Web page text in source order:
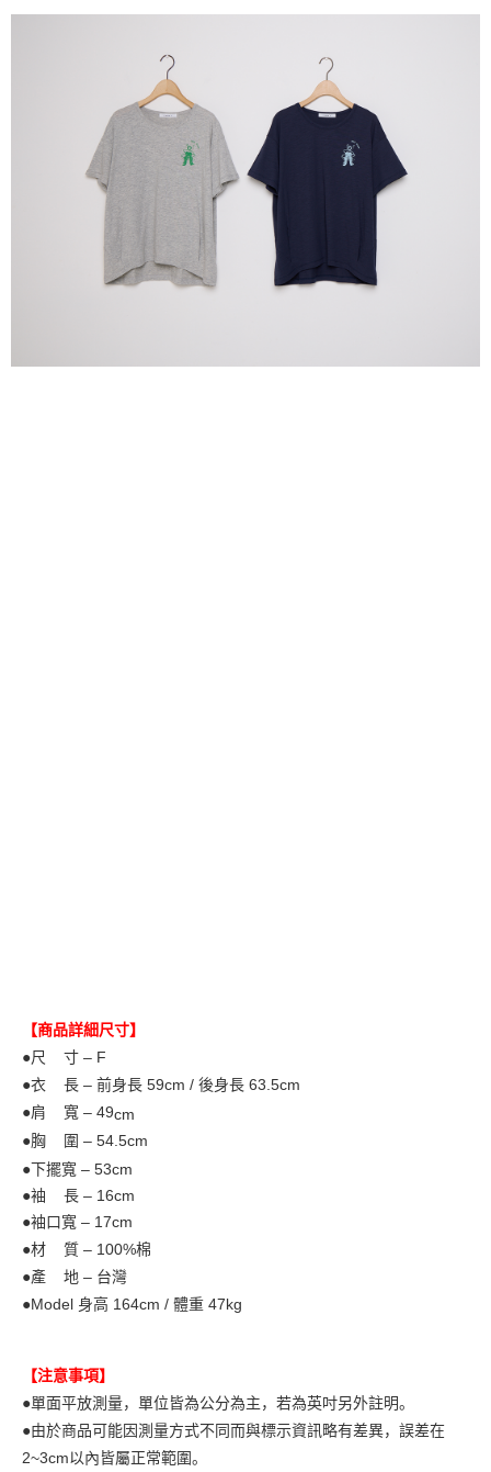
【商品詳細尺寸】
●尺 寸 – F
●衣 長 – 前身長 59cm / 後身長 63.5cm
●肩 寬 – 49cm
●胸 圍 – 54.5cm
●下擺寬 – 53cm
●袖 長 – 16cm
●袖口寬 – 17cm
●材 質 – 100%棉
●產 地 – 台灣
●Model 身高 164cm / 體重 47kg
【注意事項】
●單面平放測量，單位皆為公分為主，若為英吋另外註明。
●由於商品可能因測量方式不同而與標示資訊略有差異，誤差在
2~3cm以內皆屬正常範圍。